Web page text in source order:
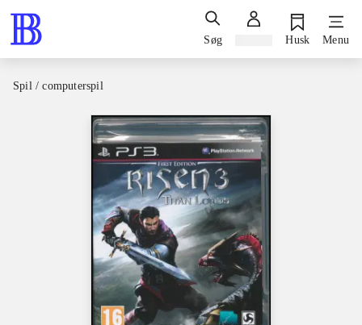
Søg Husk Menu
Spil / computerspil